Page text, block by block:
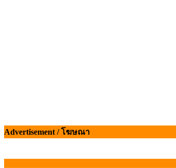
Advertisement / โฆษณา